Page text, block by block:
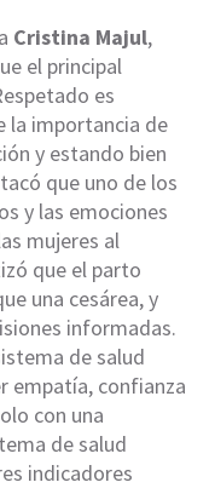
Cristina Majul,
el principal
es
la importancia de
y estando bien
que uno de los
y las emociones
mujeres al
que el parto
una cesárea, y
informadas.
de salud
empatía, confianza
con una
de salud
indicadores